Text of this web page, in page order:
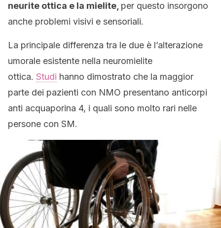
neurite ottica e la mielite, per questo insorgono
anche problemi visivi e sensoriali.
La principale differenza tra le due è l’alterazione
umorale esistente nella neuromielite
ottica. Studi hanno dimostrato che la maggior
parte dei pazienti con NMO presentano anticorpi
anti acquaporina 4, i quali sono molto rari nelle
persone con SM.